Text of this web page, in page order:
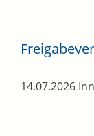
14.07.2026